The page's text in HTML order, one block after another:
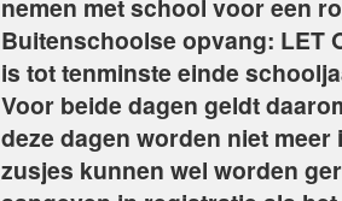
nemen met school voor een
Buitenschoolse opvang: LET
is tot tenminste einde
Voor beide dagen geldt
deze dagen worden niet
zusjes kunnen wel worden